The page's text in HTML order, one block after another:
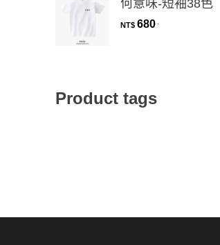
何意味-短袖38色
NT$ 680
Product tags